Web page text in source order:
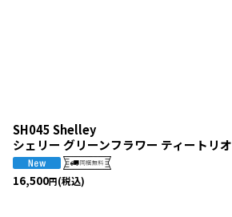
SH045 Shelley
シェリー グリーンフラワー ティートリオ
16,500円(税込)